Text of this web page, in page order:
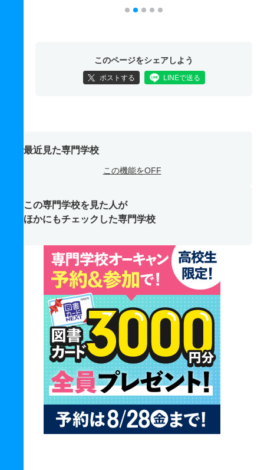
このページをシェアしよう
ポストする LINEで送る
最近見た専門学校
この機能をOFF
この専門学校を見た人が
ほかにもチェックした専門学校